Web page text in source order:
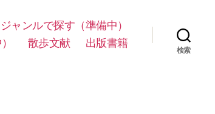
ジャンルで探す（準備中）
散歩文献 出版書籍
検索